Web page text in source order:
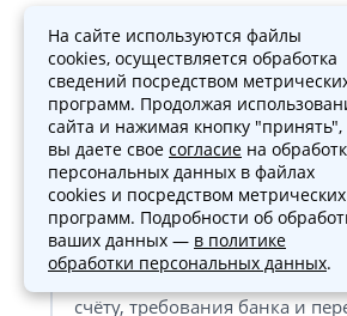
1 Первичный звонок
Вы кратко описываете
блокировка счёта,
спор с банком.
2 Анализ документов
счёту, требования банка и
На сайте используются файлы
cookies, осуществляется обработка
сведений посредством
программ. Продолжая
сайта и нажимая кнопку "принять",
вы даете свое согласие на
персональных данных в файлах
cookies и посредством метрических
программ. Подробности об
ваших данных — в политике
обработки персональных данных.